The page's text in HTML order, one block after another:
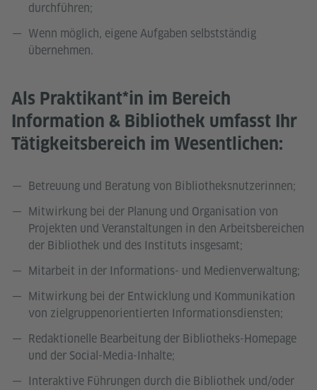
durchführen;
Wenn möglich, eigene Aufgaben selbstständig
übernehmen.
Als Praktikant*in im Bereich
Information & Bibliothek umfasst Ihr
Tätigkeitsbereich im Wesentlichen:
Betreuung und Beratung von Bibliotheksnutzerinnen;
Mitwirkung bei der Planung und Organisation von
Projekten und Veranstaltungen in den Arbeitsbereichen
der Bibliothek und des Instituts insgesamt;
Mitarbeit in der Informations- und Medienverwaltung;
Mitwirkung bei der Entwicklung und Kommunikation
von zielgruppenorientierten Informationsdiensten;
Redaktionelle Bearbeitung der Bibliotheks-Homepage
und der Social-Media-Inhalte;
Interaktive Führungen durch die Bibliothek und/oder